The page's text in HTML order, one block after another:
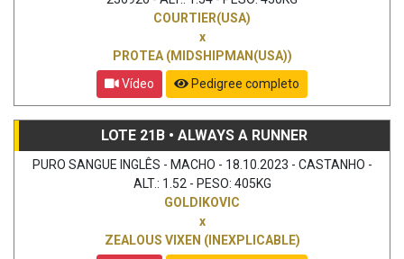
COURTIER(USA)
x
PROTEA (MIDSHIPMAN(USA))
Vídeo
Pedigree completo
LOTE 21B • ALWAYS A RUNNER
PURO SANGUE INGLÊS - MACHO - 18.10.2023 - CASTANHO -
ALT.: 1.52 - PESO: 405KG
GOLDIKOVIC
x
ZEALOUS VIXEN (INEXPLICABLE)